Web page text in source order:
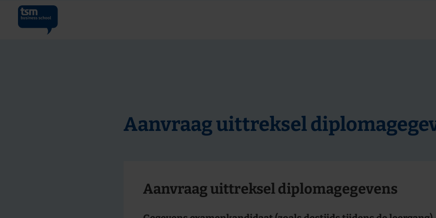
Aanvraag uittreksel
Aanvraag uittreksel diplomagegevens